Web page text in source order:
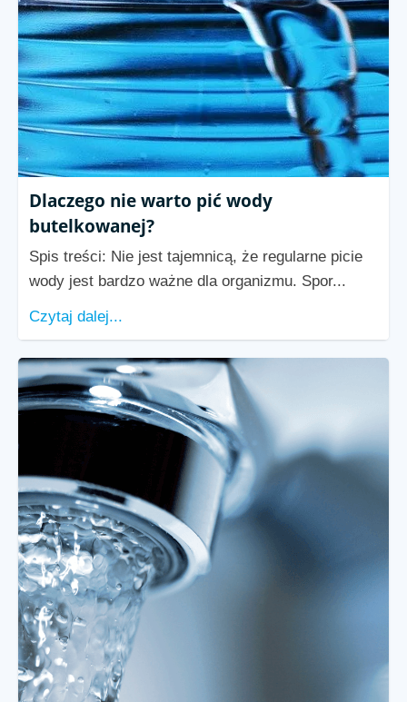
Dlaczego nie warto pić wody
butelkowanej?
Spis treści: Nie jest tajemnicą, że regularne picie
wody jest bardzo ważne dla organizmu. Spor...
Czytaj dalej...